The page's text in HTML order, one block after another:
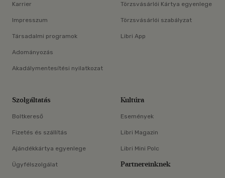
Karrier
Impresszum
Társadalmi programok
Adományozás
Akadálymentesítési nyilatkozat
Törzsvásárlói Kártya egyenlege
Törzsvásárlói szabályzat
Libri App
Szolgáltatás
Boltkereső
Fizetés és szállítás
Ajándékkártya egyenlege
Ügyfélszolgálat
Kultúra
Események
Libri Magazin
Libri Mini Polc
Partnereinknek